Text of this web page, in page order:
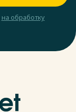
на обработку